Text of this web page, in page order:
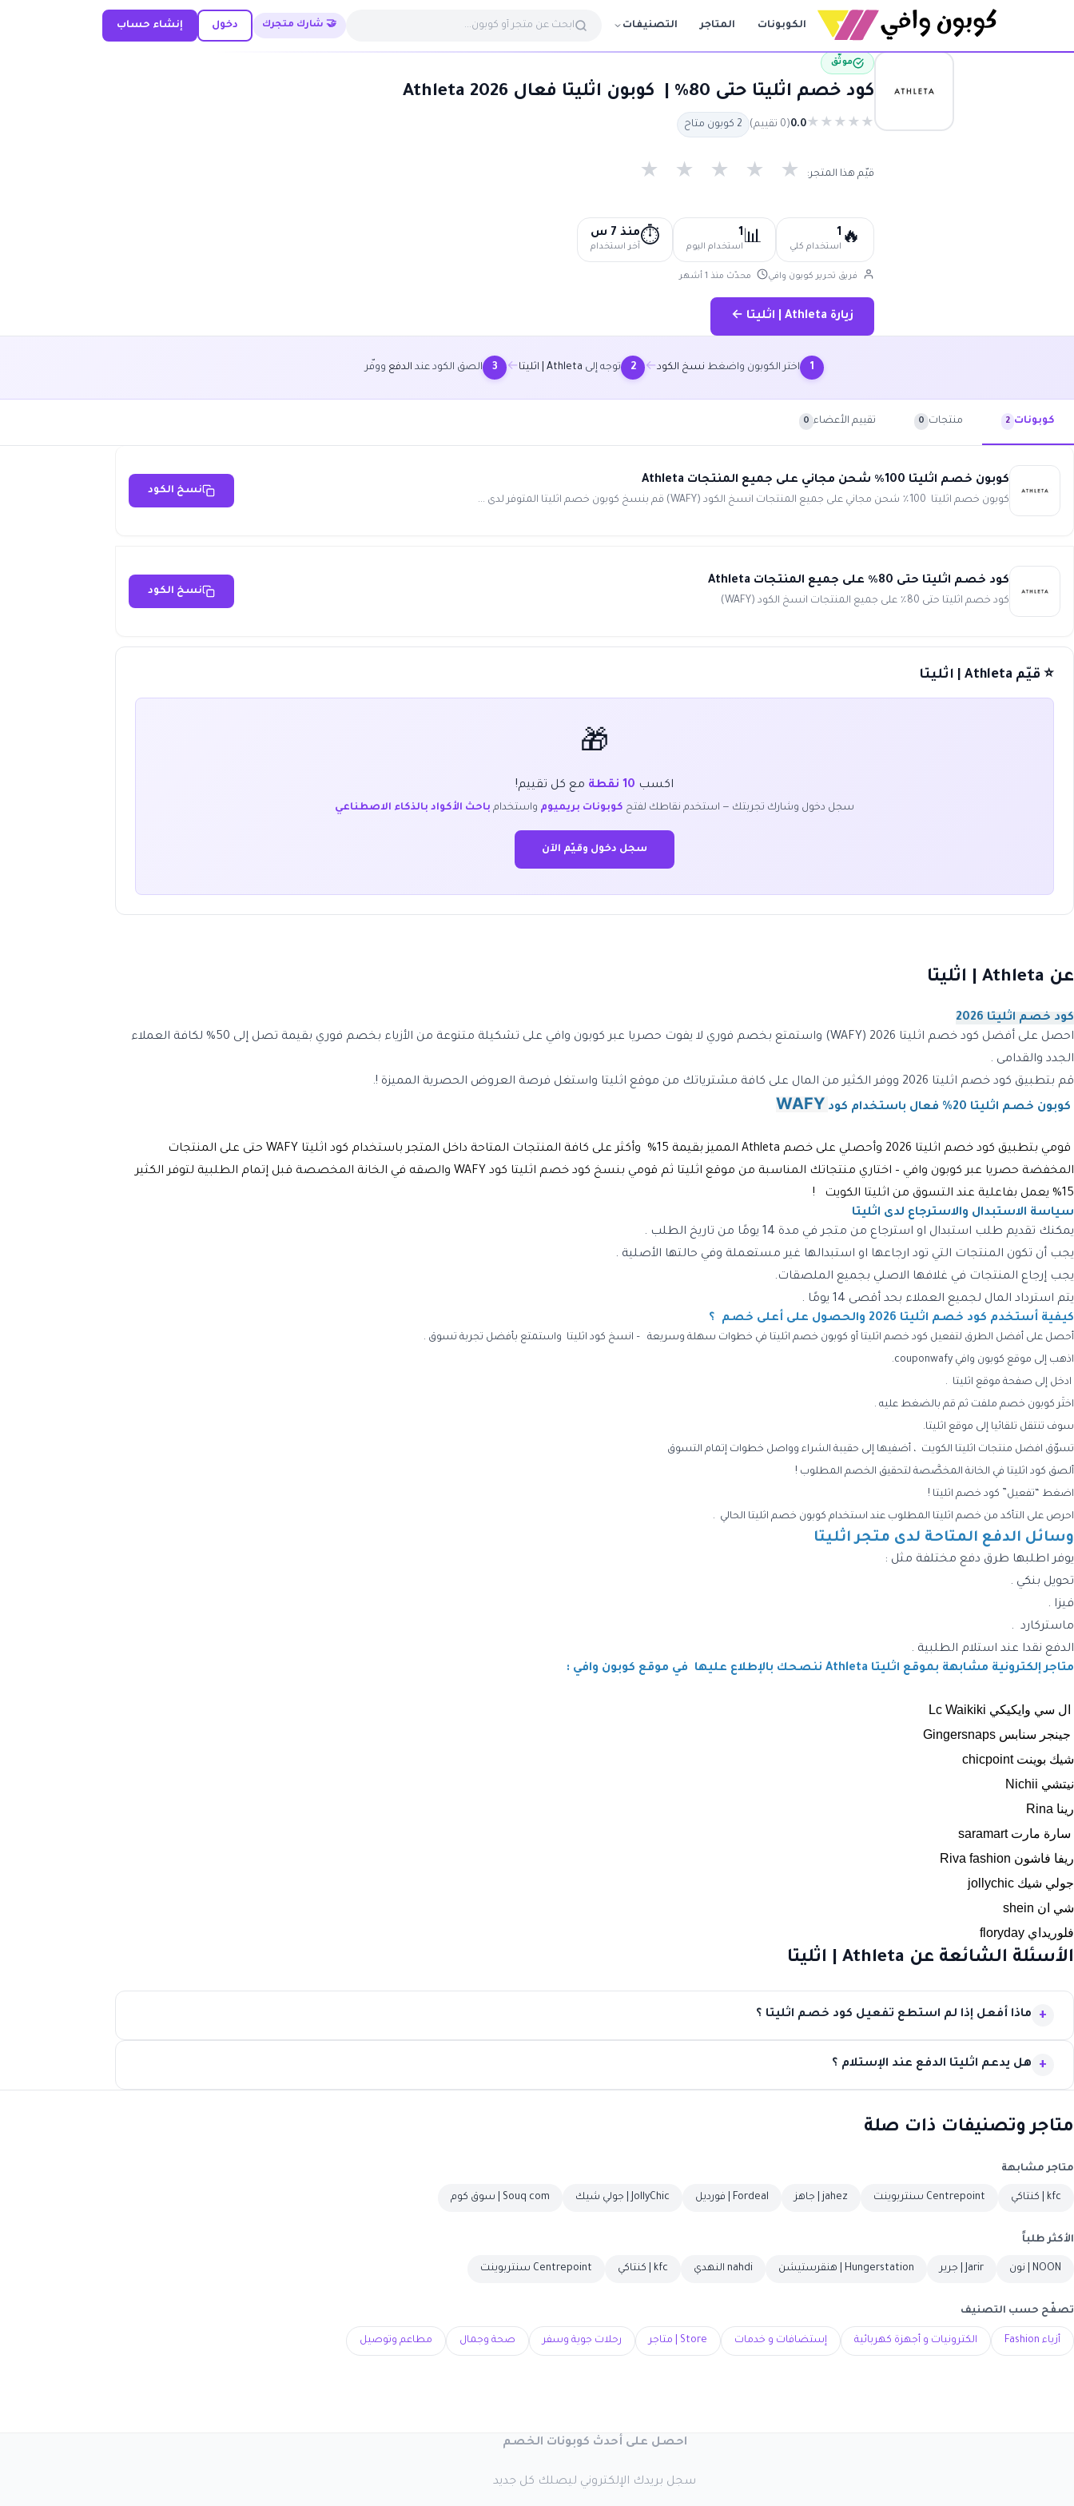
الكوبونات المتاجر التصنيفات 🤝 شارك متجرك دخول إنشاء حساب
موثّق
كود خصم اثليتا حتى 80% | كوبون اثليتا فعال 2026 Athleta
★
★
★
★
★
0.0(0 تقييم) 2 كوبون متاح
قيّم هذا المتجر: ★ ★ ★ ★ ★
🔥
1
استخدام كلي 📊
1
استخدام اليوم ⏱️منذ 7 س
آخر استخدام
فريق تحرير كوبون وافي محدّث منذ 1 أشهر
زيارة Athleta | اثليتا ←
1 اختر الكوبون واضغط نسخ الكود←
2 توجه إلى Athleta | اثليتا ←
3 الصق الكود عند الدفع ووفّر
كوبونات 2 منتجات 0 تقييم الأعضاء 0
كوبون خصم اثليتا 100٪ شحن مجاني على جميع المنتجات Athleta
كوبون خصم اثليتا 100٪ شحن مجاني على جميع المنتجات انسخ الكود (WAFY) قم بنسخ كوبون خصم اثليتا المتوفر لدى ...
نسخ الكود
كود خصم اثليتا حتى 80٪ على جميع المنتجات Athleta
كود خصم اثليتا حتى 80٪ على جميع المنتجات انسخ الكود (WAFY)
نسخ الكود
⭐ قيّم Athleta | اثليتا
🎁
اكسب 10 نقطة مع كل تقييم!
سجل دخول وشارك تجربتك — استخدم نقاطك لفتح كوبونات بريميوم واستخدام باحث الأكواد بالذكاء الاصطناعي
سجل دخول وقيّم الآن
عن Athleta | اثليتا
كود خصم اثليتا 2026
احصل على أفضل كود خصم اثليتا
2026 (WAFY) واستمتع بخصم فوري لا يفوت حصريا عبر كوبون وافي على تشكيلة متنوعة من الأزياء بخصم فوري بقيمة تصل إلى 50% لكافة العملاء
الجدد والقدامى .
قم بتطبيق كود خصم اثليتا 2026
ووفر الكثير من المال على كافة مشترياتك من موقع اثليتا واستغل فرصة العروض الحصرية المميزة !.
كوبون خصم اثليتا 20% فعال باستخدام كود
WAFY
قومي بتطبيق كود خصم اثليتا 2026 وأحصلي على خصم Athleta المميز بقيمة 15% وأكثر على كافة المنتجات المتاحة داخل المتجر باستخدام كود اثليتا WAFY حتى على المنتجات
المخفضة حصريا عبر كوبون وافي – اختاري منتجاتك المناسبة من موقع اثليتا ثم قومي بنسخ كود خصم اثليتا كود WAFY والصقه في الخانة المخصصة قبل إتمام الطلبية لتوفر الكثير
15% يعمل بفاعلية عند التسوق من
اثليتا الكويت !
سياسة الاستبدال والاسترجاع لدى اثليتا
يمكنك تقديم طلب استبدال او استرجاع من متجر في مدة 14 يومًا من تاريخ الطلب .
يجب أن تكون المنتجات التي تود ارجاعها او استبدالها غير مستعملة وفي حالتها الأصلية .
يجب إرجاع المنتجات في غلافها الاصلي بجميع الملصقات.
يتم استرداد المال لجميع العملاء بحد أقصى 14 يومًا .
كيفية أستخدم كود خصم اثليتا 2026 والحصول على أعلى خصم ؟
أحصل على أفضل الطرق لتفعيل كود خصم اثليتا أو كوبون خصم اثليتا في خطوات سهلة وسريعة – انسخ كود اثليتا واستمتع بأفضل تجربة تسوق .
اذهب إلى موقع كوبون وافي couponwafy.
ادخل إلى صفحة موقع اثليتا .
اختَر كوبون خصم ملفت ثم قم بالضغط عليه .
سوف تنتقل تلقائيا إلى موقع اثليتا.
تسوّق افضل منتجات اثليتا الكويت ، أضفيها إلى حقيبة الشراء وواصل خطوات إتمام التسوق
ألصق كود اثليتا في الخانة المخصَّصة لتحقيق الخصم المطلوب !
اضغط “تفعيل” كود خصم اثليتا !
احرص على التأكد من خصم اثليتا المطلوب عند استخدام كوبون خصم اثليتا الحالي .
وسائل الدفع المتاحة لدى متجراثليتا
يوفر اطلبها طرق دفع مختلفة مثل :
تحويل بنكي .
فيزا .
ماستركارد .
الدفع نقدا عند استلام الطلبية .
متاجر إلكترونية مشابهة بموقع اثليتا Athleta ننصحك بالإطلاع عليها في موقع كوبون وافي :
ال سي وايكيكي ‏Lc Waikiki
جينجر سنابس Gingersnaps
شيك بوينت chicpoint
نيتشي Nichii
رينا Rina
سارة مارت saramart
ريفا فاشون Riva fashion
جولي شيك jollychic
شي ان shein
فلوريداي floryday
الأسئلة الشائعة عن Athleta | اثليتا
ماذا أفعل إذا لم استطع تفعيل كود خصم اثليتا ؟
هل يدعم اثليتا الدفع عند الإستلام ؟
متاجر وتصنيفات ذات صلة
متاجر مشابهة
kfc | كنتاكي Centrepoint سنتربوينت jahez | جاهز Fordeal | فورديل JollyChic | جولي شيك Souq com | سوق كوم
الأكثر طلباً
NOON | نون Jarir | جرير Hungerstation | هنقرستيشن nahdi النهدي kfc | كنتاكي Centrepoint سنتربوينت
تصفّح حسب التصنيف
أزياء Fashion الكترونيات و أجهزة كهربائية إستضافات و خدمات Store | متاجر رحلات جوية وسفر صحة وجمال مطاعم وتوصيل
احصل على أحدث كوبونات الخصم
سجل بريدك الإلكتروني ليصلك كل جديد